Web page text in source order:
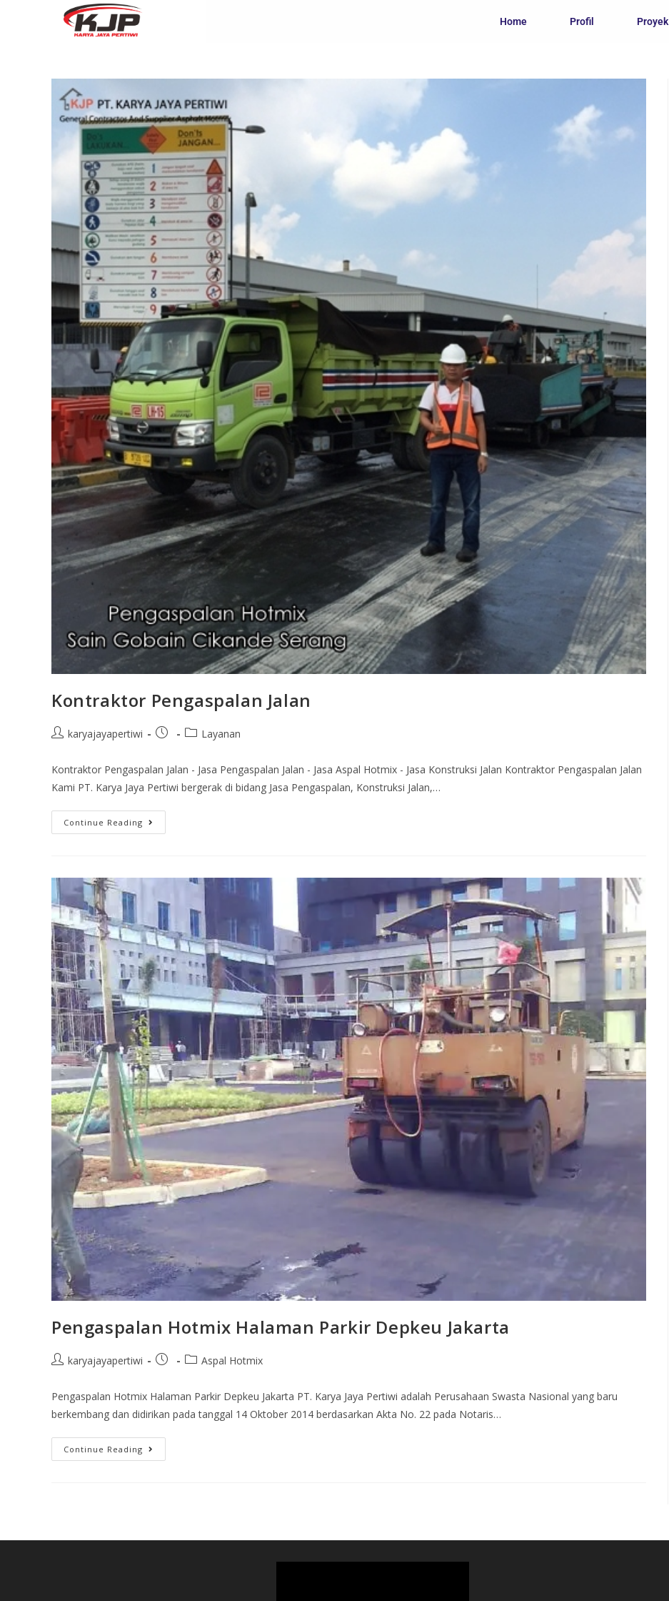
Home Profil Proyek
Kontraktor Pengaspalan Jalan
karyajayapertiwi Layanan
Kontraktor Pengaspalan Jalan - Jasa Pengaspalan Jalan - Jasa Aspal Hotmix - Jasa Konstruksi Jalan Kontraktor Pengaspalan Jalan
Kami PT. Karya Jaya Pertiwi bergerak di bidang Jasa Pengaspalan, Konstruksi Jalan,…
Continue Reading
Pengaspalan Hotmix Halaman Parkir Depkeu Jakarta
karyajayapertiwi Aspal Hotmix
Pengaspalan Hotmix Halaman Parkir Depkeu Jakarta PT. Karya Jaya Pertiwi adalah Perusahaan Swasta Nasional yang baru
berkembang dan didirikan pada tanggal 14 Oktober 2014 berdasarkan Akta No. 22 pada Notaris…
Continue Reading